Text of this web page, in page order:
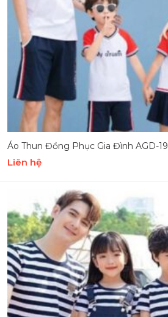
Áo Thun Đồng Phục Gia Đình AGD-19
Liên hệ